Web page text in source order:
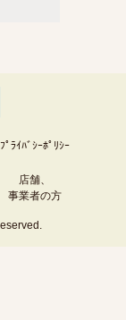
ﾌﾟﾗｲﾊﾞｼｰﾎﾟﾘｼｰ
店舗、
事業者の方